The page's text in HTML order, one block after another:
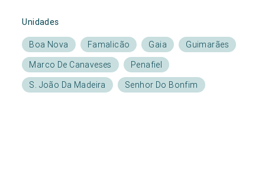
Unidades
Boa Nova Famalicão Gaia
Guimarães
Marco De Canaveses
Penafiel
S. João Da Madeira
Senhor Do Bonfim